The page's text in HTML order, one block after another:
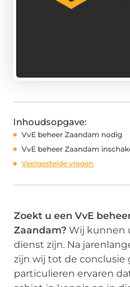
Inhoudsopgave:
VvE beheer Zaandam nodig
VvE beheer Zaandam
Veelgestelde vragen
Zoekt u eenVvE
Zaandam? Wij kunnen
dienst zijn. Na
zijn wij tot de conclusie
particulieren ervaren